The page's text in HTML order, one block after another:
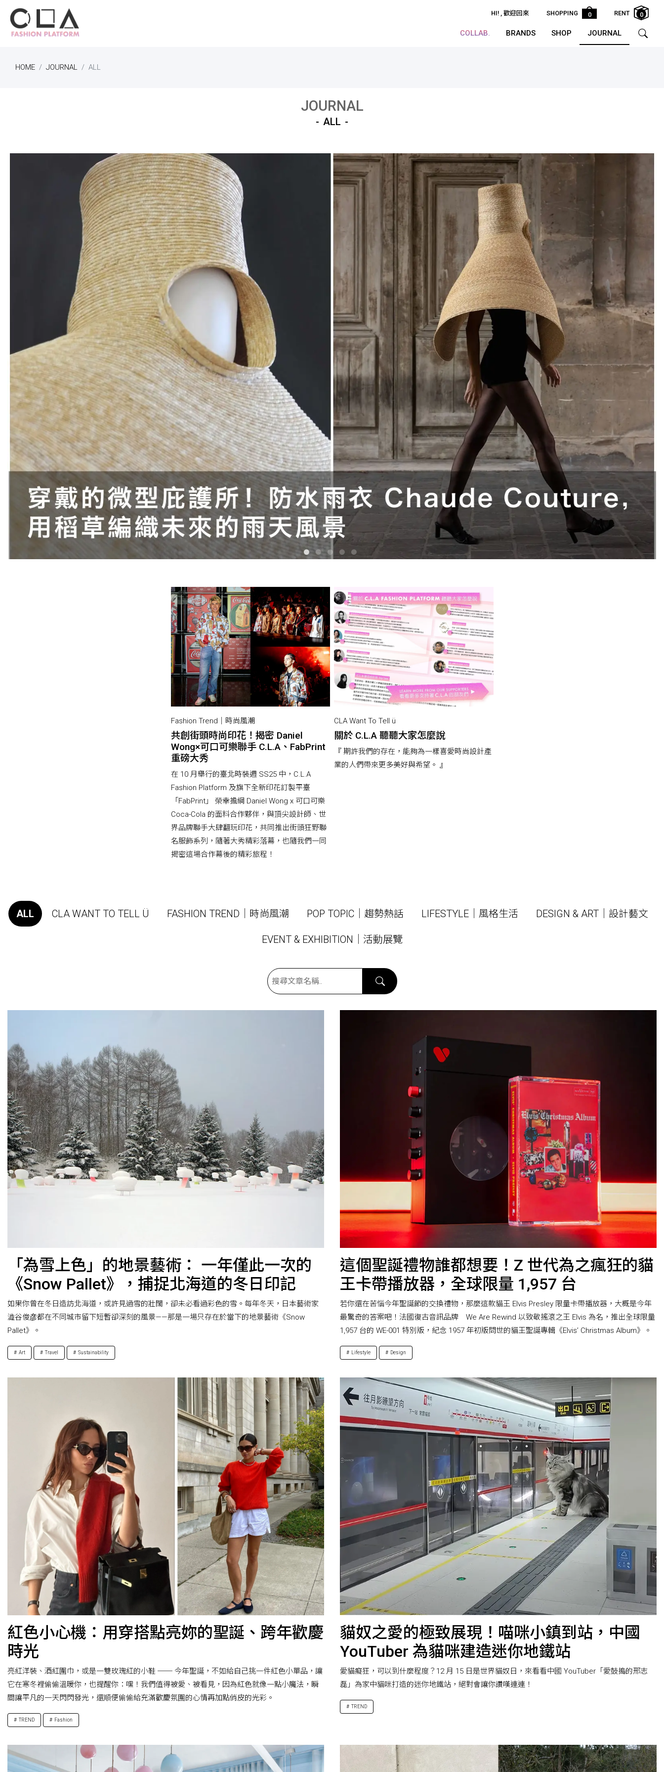
HI! , 歡迎回來 SHOPPING 0 RENT 0
COLLAB. BRANDS SHOP JOURNAL
HOME JOURNAL ALL
JOURNAL
ALL
Fashion Trend｜時尚風潮
共創街頭時尚印花！揭密 Daniel
Wong×可口可樂聯手 C.L.A、FabPrint
重磅大秀
在 10 月舉行的臺北時裝週 SS25 中，C.L.A
Fashion Platform 及旗下全新印花訂製平臺
「FabPrint」 榮幸擔綱 Daniel Wong x 可口可樂
Coca-Cola 的面料合作夥伴，與頂尖設計師、世
界品牌聯手大肆翻玩印花，共同推出街頭狂野聯
名服飾系列，隨著大秀精彩落幕，也隨我們一同
揭密這場合作幕後的精彩旅程！
CLA Want To Tell ü
關於 C.L.A 聽聽大家怎麼說
『 期許我們的存在，能夠為一樣喜愛時尚設計產
業的人們帶來更多美好與希望。 』
ALL CLA WANT TO TELL Ü FASHION TREND｜時尚風潮 POP TOPIC｜趨勢熱話 LIFESTYLE｜風格生活 DESIGN & ART｜設計藝文
EVENT & EXHIBITION｜活動展覽
「為雪上色」的地景藝術： 一年僅此一次的
《Snow Pallet》，捕捉北海道的冬日印記
如果你曾在冬日造訪北海道，或許見過雪的壯闊，卻未必看過彩色的雪。每年冬天，日本藝術家
澁谷俊彦都在不同城市留下短暫卻深刻的風景——那是一場只存在於當下的地景藝術《Snow
Pallet》。
Art Travel Sustainability
這個聖誕禮物誰都想要！Z 世代為之瘋狂的貓
王卡帶播放器，全球限量 1,957 台
若你還在苦惱今年聖誕節的交換禮物，那麼這款貓王 Elvis Presley 限量卡帶播放器，大概是今年
最驚奇的答案吧！法國復古音訊品牌 We Are Rewind 以致敬搖滾之王 Elvis 為名，推出全球限量
1,957 台的 WE-001 特別版，紀念 1957 年初版問世的貓王聖誕專輯《Elvis’ Christmas Album》。
Lifestyle Design
紅色小心機：用穿搭點亮妳的聖誕、跨年歡慶
時光
亮紅洋裝、酒紅圍巾，或是一雙玫瑰紅的小鞋 ── 今年聖誕，不如給自己挑一件紅色小單品，讓
它在寒冬裡偷偷溫暖你，也提醒你：嘿！我們值得被愛、被看見，因為紅色就像一點小魔法，瞬
間讓平凡的一天閃閃發光，還順便偷偷給充滿歡慶氛圍的心情再加點俏皮的光彩。
TREND Fashion
貓奴之愛的極致展現！喵咪小鎮到站，中國
YouTuber 為貓咪建造迷你地鐵站
愛貓癡狂，可以到什麼程度？12 月 15 日是世界貓奴日，來看看中國 YouTuber「愛鼓搗的邢志
磊」為家中貓咪打造的迷你地鐵站，絕對會讓你讚嘆連連！
TREND